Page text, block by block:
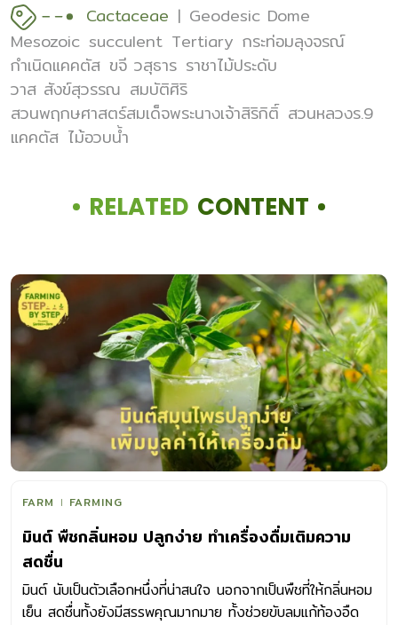
Cactaceae
Geodesic Dome
Mesozoic succulent Tertiary กระท่อมลุงจรณ์
กำเนิดแคคตัส ขจี วสุธาร ราชาไม้ประดับ
วาส สังข์สุวรรณ สมบัติศิริ
สวนพฤกษศาสตร์สมเด็จพระนางเจ้าสิริกิติ์ สวนหลวงร.9
แคคตัส ไม้อวบน้ำ
RELATED CONTENT
FARM FARMING
มินต์ พืชกลิ่นหอม ปลูกง่าย ทำเครื่องดื่มเติมความ
สดชื่น
มินต์ นับเป็นตัวเลือกหนึ่งที่น่าสนใจ นอกจากเป็นพืชที่ให้กลิ่นหอม
เย็น สดชื่นทั้งยังมีสรรพคุณมากมาย ทั้งช่วยขับลมแก้ท้องอืด